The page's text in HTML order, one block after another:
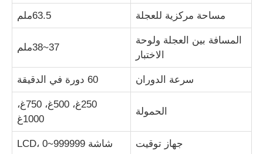
معدات اختبار المعمل
غرفة الاختبار البيئي
مساحة مركزية للعجلة 63.5ملم
المسافة بين العجلة ولوحة
الاختبار
37~38ملم
سرعة الدوران 60 دورة في الدقيقة
الحمولة
250غ، 500غ، 750غ،
1000غ
جهاز توقيت شاشة LCD، 0~999999